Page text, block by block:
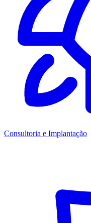
Consultoria e Implantação